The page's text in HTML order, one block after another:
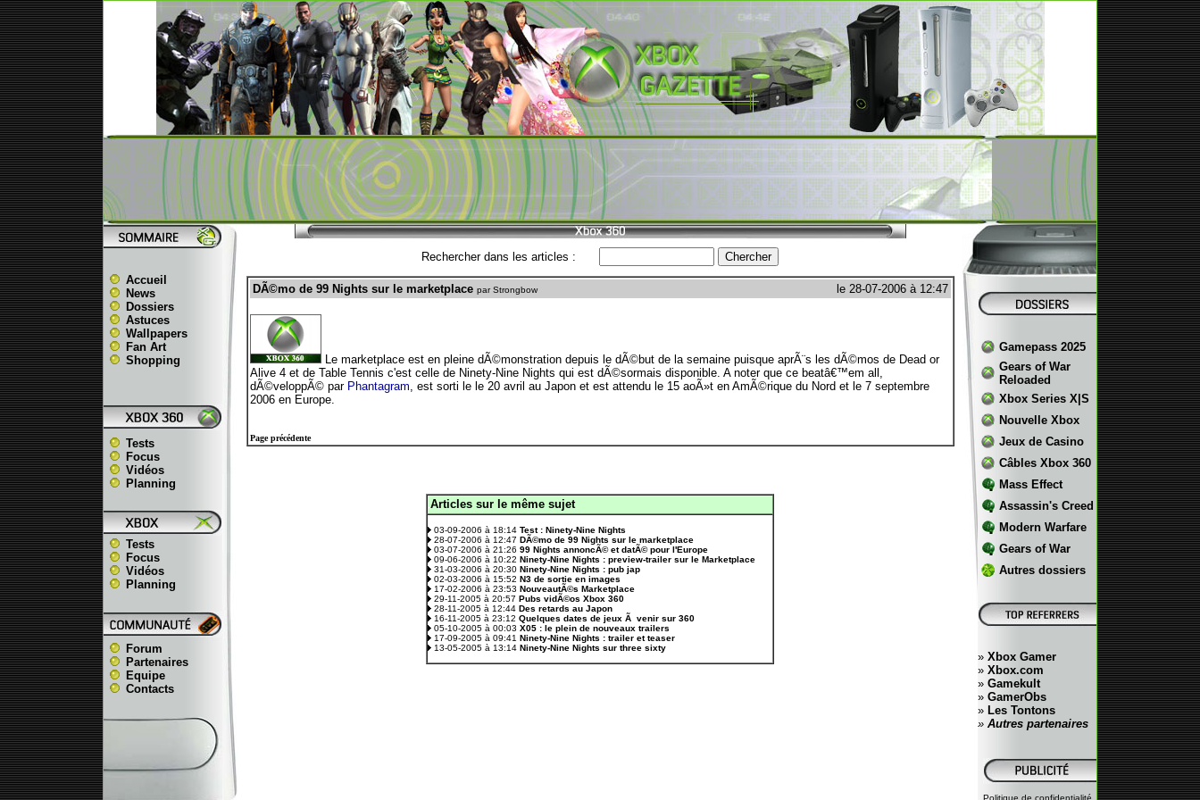
Accueil
News
Dossiers
Astuces
Wallpapers
Fan Art
Shopping
Tests
Focus
Vidéos
Planning
Tests
Focus
Vidéos
Planning
Forum
Partenaires
Equipe
Contacts
Rechercher dans les articles :
DÃ©mo de 99 Nights sur le marketplace par Strongbow le 28-07-2006 à 12:47
Le marketplace est en pleine dÃ©monstration depuis le dÃ©but de la semaine puisque aprÃ¨s les dÃ©mos de Dead or
Alive 4 et de Table Tennis c'est celle de Ninety-Nine Nights qui est dÃ©sormais disponible. A noter que ce beatâ€™em all,
dÃ©veloppÃ© par Phantagram, est sorti le le 20 avril au Japon et est attendu le 15 aoÃ»t en AmÃ©rique du Nord et le 7 septembre
2006 en Europe.
Page précédente
Articles sur le même sujet
03-09-2006 à 18:14 Test : Ninety-Nine Nights
28-07-2006 à 12:47 DÃ©mo de 99 Nights sur le marketplace
03-07-2006 à 21:26 99 Nights annoncÃ© et datÃ© pour l'Europe
09-06-2006 à 10:22 Ninety-Nine Nights : preview-trailer sur le Marketplace
31-03-2006 à 20:30 Ninety-Nine Nights : pub jap
02-03-2006 à 15:52 N3 de sortie en images
17-02-2006 à 23:53 NouveautÃ©s Marketplace
29-11-2005 à 20:57 Pubs vidÃ©os Xbox 360
28-11-2005 à 12:44 Des retards au Japon
16-11-2005 à 23:12 Quelques dates de jeux Ã venir sur 360
05-10-2005 à 00:03 X05 : le plein de nouveaux trailers
17-09-2005 à 09:41 Ninety-Nine Nights : trailer et teaser
13-05-2005 à 13:14 Ninety-Nine Nights sur three sixty
Gamepass 2025
Gears of War
Reloaded
Xbox Series X|S
Nouvelle Xbox
Jeux de Casino
Câbles Xbox 360
Mass Effect
Assassin's Creed
Modern Warfare
Gears of War
Autres dossiers
» Xbox Gamer
» Xbox.com
» Gamekult
» GamerObs
» Les Tontons
» Autres partenaires
Politique de confidentialité